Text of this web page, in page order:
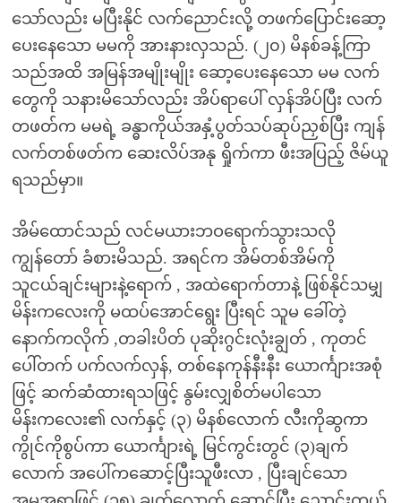
သော်လည်း မပြီးနိုင် လက်ညောင်းလို့ တဖက်ပြောင်းဆော့
ပေးနေသော မမကို အားနားလှသည်. (၂၀) မိနစ်ခန့်ကြာ
သည်အထိ အမြန်အမျိုးမျိုး ဆော့ပေးနေသော မမ လက်
တွေကို သနားမိသော်လည်း အိပ်ရာပေါ် လှန်အိပ်ပြီး လက်
တဖတ်က မမရဲ့ ခန္ဓာကိုယ်အနှံ့ပွတ်သပ်ဆုပ်ညှစ်ပြီး ကျန်
လက်တစ်ဖတ်က ဆေးလိပ်အနု ရှိုက်ကာ ဖီးအပြည့် ဇိမ်ယူ
ရသည်မှာ။
အိမ်ထောင်သည် လင်မယားဘဝရောက်သွားသလို
ကျွန်တော် ခံစားမိသည်. အရင်က အိမ်တစ်အိမ်ကို
သူငယ်ချင်းများနဲ့ရောက် , အထဲရောက်တာနဲ့ ဖြစ်နိုင်သမျှ
မိန်းကလေးကို မထပ်အောင်ရွေး ပြီးရင် သူမ ခေါ်တဲ့
နောက်ကလိုက် ,တခါးပိတ် ပုဆိုးဂွင်းလုံးချွတ် , ကုတင်
ပေါ်တက် ပက်လက်လှန်, တစ်နေကုန်နီးနီး ယောင်္ကျားအစုံ
ဖြင့် ဆက်ဆံထားရသဖြင့် နွမ်းလျှစိတ်မပါသော
မိန်းကလေး၏ လက်နှင့် (၃) မိနစ်လောက် လီးကိုဆွကာ
ကွိုင်ကိုစွပ်ကာ ယောင်္ကျားရဲ့ မြင်ကွင်းတွင် (၃)ချက်
လောက် အပေါ်ကဆောင့်ပြီးသူဖီးလာ , ပြီးချင်သော